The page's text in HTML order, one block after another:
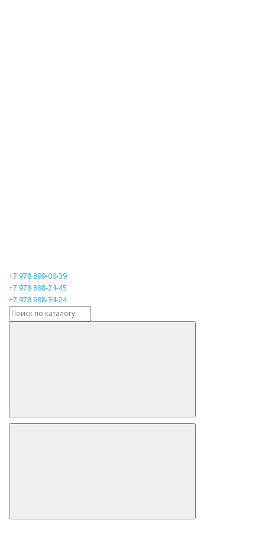
+7 978 899-06-39
+7 978 888-24-45
+7 978 988-34-24